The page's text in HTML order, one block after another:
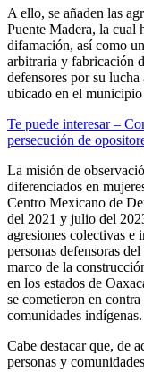
A ello, se añaden las
Puente Madera, la cual
difamación, así como
arbitraria y fabricación
defensores por su
ubicado en el
Te puede interesar –
persecución de
La misión de
diferenciados en
Centro Mexicano de
del 2021 y julio del
agresiones colectivas e
personas defensoras
marco de la
en los estados de
se cometieron en
comunidades indígenas.
Cabe destacar que, de
personas y